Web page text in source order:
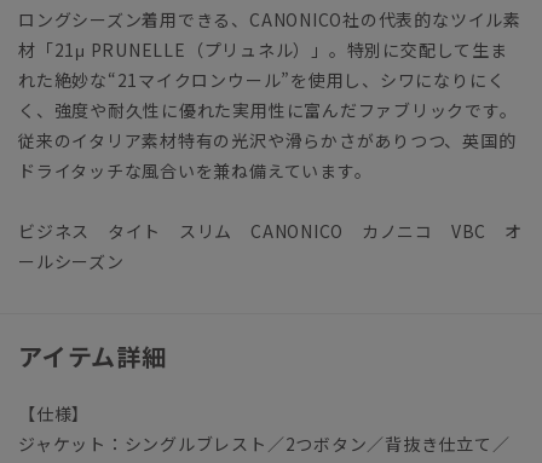
ロングシーズン着用できる、CANONICO社の代表的なツイル素
材「21μ PRUNELLE（プリュネル）」。特別に交配して生ま
れた絶妙な“21マイクロンウール”を使用し、シワになりにく
く、強度や耐久性に優れた実用性に富んだファブリックです。
従来のイタリア素材特有の光沢や滑らかさがありつつ、英国的
ドライタッチな風合いを兼ね備えています。
ビジネス タイト スリム CANONICO カノニコ VBC オ
ールシーズン
アイテム詳細
【仕様】
ジャケット：シングルブレスト／2つボタン／背抜き仕立て／